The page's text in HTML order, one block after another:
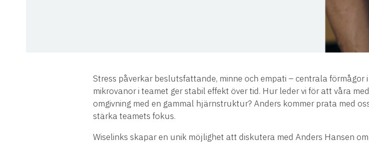
Stress påverkar beslutsfattande, minne och empati – centrala
mikrovanor i teamet ger stabil effekt över tid. Hur leder vi för att våra
omgivning med en gammal hjärnstruktur? Anders kommer prata med
stärka teamets fokus.
Wiselinks skapar en unik möjlighet att diskutera med Anders Hansen